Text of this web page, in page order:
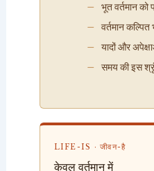
भूत वर्तमान को
वर्तमान
यादों और
समय की इस
LIFE-IS · जीवन-है